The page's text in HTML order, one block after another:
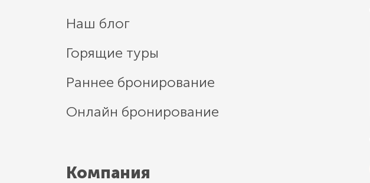
Наш блог
Горящие туры
Раннее бронирование
Онлайн бронирование
Компания